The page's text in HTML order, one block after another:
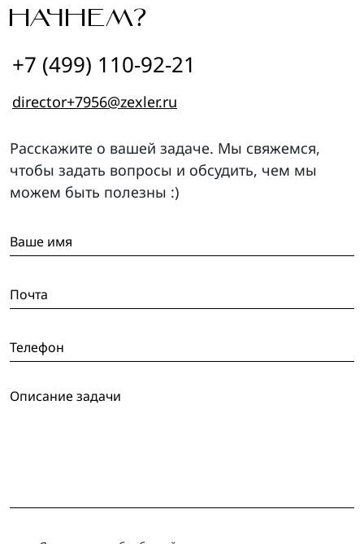
НАЧНЕМ?
Расскажите о вашей задаче. Мы свяжемся,
чтобы задать вопросы и обсудить, чем мы
можем быть полезны :)
+7 (499) 110-92-21
director+7956@zexler.ru